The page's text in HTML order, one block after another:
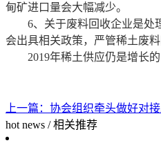
甸矿进口量会大幅减少。
6、关于废料回收企业是处理
会出具相关政策，严管稀土废
2019年稀土供应仍是增长的
上一篇： 协会组织牵头做好对
hot news / 相关推荐